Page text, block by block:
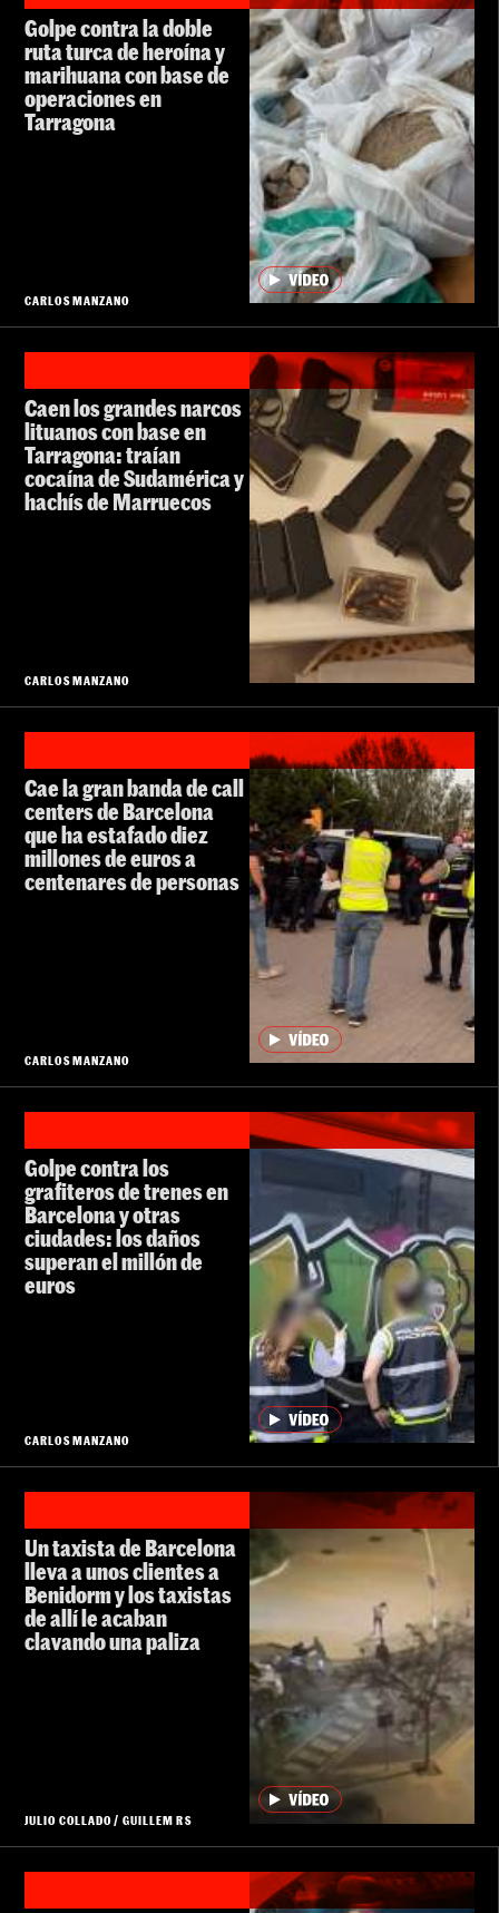
Golpe contra la doble
ruta turca de heroína y
marihuana con base de
operaciones en
Tarragona
CARLOS MANZANO
Caen los grandes narcos
lituanos con base en
Tarragona: traían
cocaína de Sudamérica y
hachís de Marruecos
CARLOS MANZANO
Cae la gran banda de call
centers de Barcelona
que ha estafado diez
millones de euros a
centenares de personas
CARLOS MANZANO
Golpe contra los
grafiteros de trenes en
Barcelona y otras
ciudades: los daños
superan el millón de
euros
CARLOS MANZANO
Un taxista de Barcelona
lleva a unos clientes a
Benidorm y los taxistas
de allí le acaban
clavando una paliza
JULIO COLLADO/ GUILLEM RS